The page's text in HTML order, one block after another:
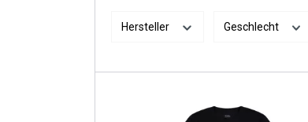
Hersteller Geschlecht